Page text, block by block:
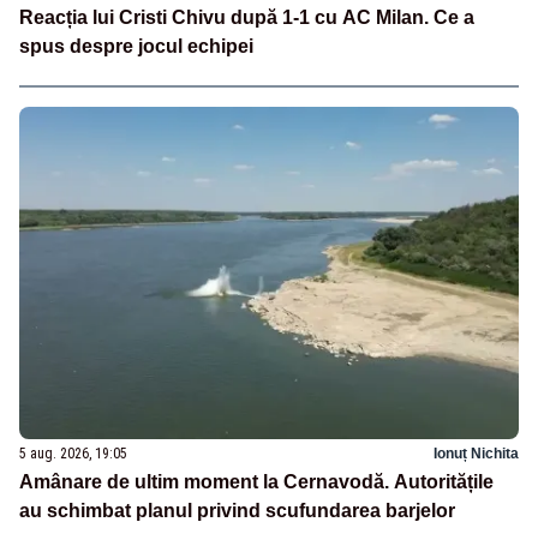
Reacția lui Cristi Chivu după 1-1 cu AC Milan. Ce a
spus despre jocul echipei
5 aug. 2026, 19:05 Ionuț Nichita
Amânare de ultim moment la Cernavodă. Autoritățile
au schimbat planul privind scufundarea barjelor